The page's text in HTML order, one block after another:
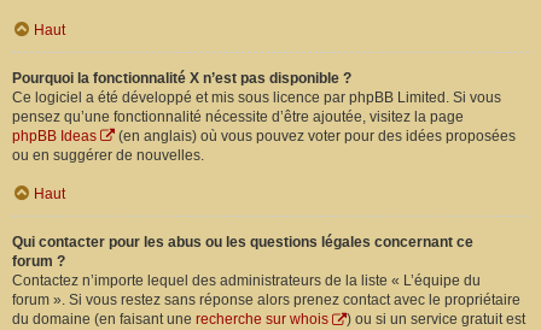
Haut
Pourquoi la fonctionnalité X n’est pas disponible ?
Ce logiciel a été développé et mis sous licence par phpBB Limited. Si vous
pensez qu’une fonctionnalité nécessite d’être ajoutée, visitez la page
phpBB Ideas
(en anglais) où vous pouvez voter pour des idées proposées
ou en suggérer de nouvelles.
Haut
Qui contacter pour les abus ou les questions légales concernant ce
forum ?
Contactez n’importe lequel des administrateurs de la liste « L’équipe du
forum ». Si vous restez sans réponse alors prenez contact avec le propriétaire
du domaine (en faisant une recherche sur whois
) ou si un service gratuit est